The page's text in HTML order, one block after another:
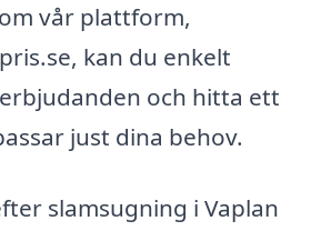
vår plattform,
kan du enkelt
och hitta ett
just dina behov.
slamsugning i Vaplan